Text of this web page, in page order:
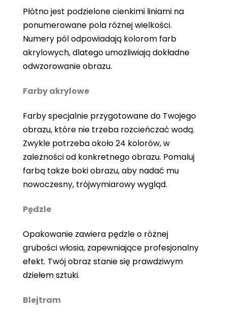
Płótno jest podzielone cienkimi liniami na
ponumerowane pola różnej wielkości.
Numery pól odpowiadają kolorom farb
akrylowych, dlatego umożliwiają dokładne
odwzorowanie obrazu.
Farby akrylowe
Farby specjalnie przygotowane do Twojego
obrazu, które nie trzeba rozcieńczać wodą.
Zwykle potrzeba około 24 kolorów, w
zależności od konkretnego obrazu. Pomaluj
farbą także boki obrazu, aby nadać mu
nowoczesny, trójwymiarowy wygląd.
Pędzle
Opakowanie zawiera pędzle o różnej
grubości włosia, zapewniające profesjonalny
efekt. Twój obraz stanie się prawdziwym
dziełem sztuki.
Blejtram